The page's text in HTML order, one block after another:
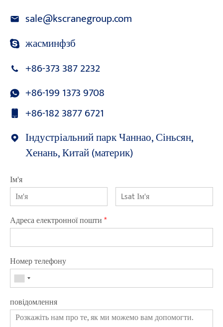
sale@kscranegroup.com
жасминфзб
+86-373 387 2232
+86-199 1373 9708
+86-182 3877 6721
Індустріальний парк Чаннао, Сіньсян,
Хенань, Китай (материк)
Ім'я
Адреса електронної пошти*
Номер телефону
повідомлення